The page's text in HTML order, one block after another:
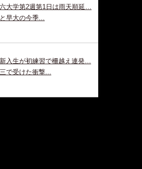
大学第2週第1日は雨天順延…
早大の今季...
入生が初練習で柵越え連発…
で受けた衝撃...